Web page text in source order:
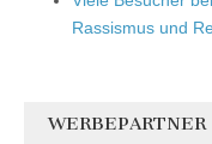
Rassismus und
WERBEPARTNER